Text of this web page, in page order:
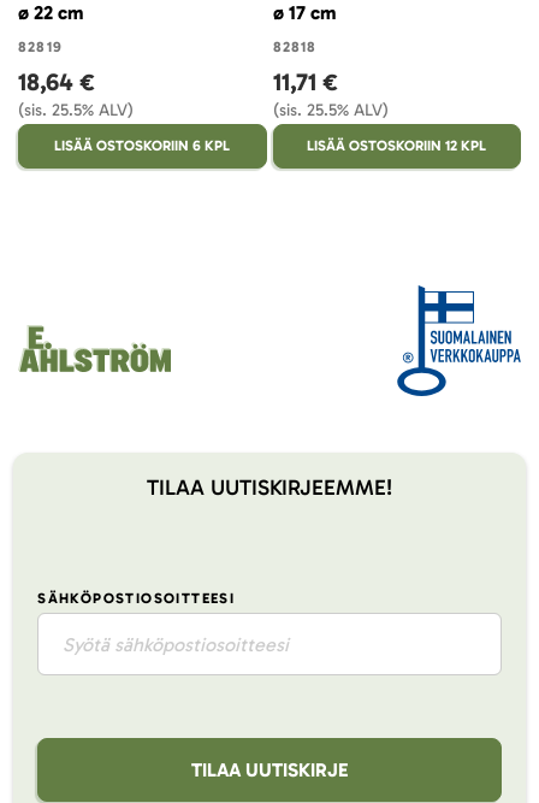
ø 22 cm
82819
18,64 €
(sis. 25.5% ALV)
LISÄÄ OSTOSKORIIN 6 KPL
ø 17 cm
82818
11,71 €
(sis. 25.5% ALV)
LISÄÄ OSTOSKORIIN 12 KPL
TILAA UUTISKIRJEEMME!
SÄHKÖPOSTIOSOITTEESI
TILAA UUTISKIRJE